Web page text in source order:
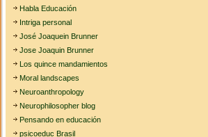
Habla Educación
Intriga personal
José Joaquein Brunner
Jose Joaquin Brunner
Los quince mandamientos
Moral landscapes
Neuroanthropology
Neurophilosopher blog
Pensando en educación
psicoeduc Brasil